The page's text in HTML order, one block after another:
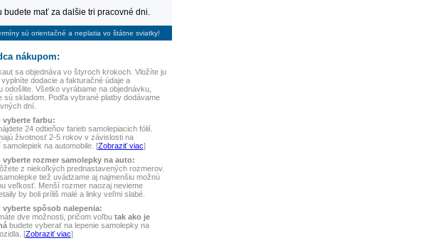
budete mať za dalšie tri pracovné dni.
sú orientačné a neplatia vo štátne sviatky!
nákupom:
sa objednáva vo štyroch krokoch. Vložíte ju
dodacie a fakturačné údaje a
odošlite. Všetko vyrábame na objednávku,
sú skladom. Podľa vybrané platby dodávame
dní.
vyberte farbu:
24 odtieňov farieb samolepiacich fólií.
životnosť 2-5 rokov v závislosti na
samolepiek na automobile. [Zobraziť viac]
vyberte rozmer samolepky na auto:
z niekoľkých prednastavených rozmerov.
tiež uvádzame aj najmenšiu možnú
veľkosť. Menší rozmer naozaj nevieme
by boli príliš malé a linky veľmi slabé.
vyberte spôsob nalepenia:
dve možnosti, pričom voľbu tak ako je
budete vyberať na lepenie samolepky na
[Zobraziť viac]